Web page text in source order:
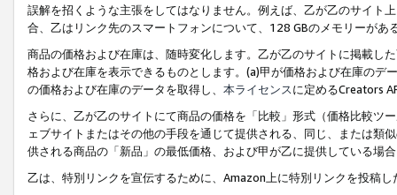
誤解を招くような主張をしてはなりません。例えば、乙が乙のサイト
合、乙はリンク先のスマートフォンについて、128 GBのメモリーがあ
商品の価格および在庫は、随時変化します。乙が乙のサイトに掲載し
格および在庫を表示できるものとします。(a)甲が価格および在庫の
の価格および在庫のデータを取得し、 本ライセンスに定めるCreators
さらに、乙が乙のサイトにて商品の価格を「比較」形式（価格比較ツ
ェブサイトまたはその他の手段を通じて提供される、同じ、または類
供される商品の「新品」の最低価格、および甲が乙に提供している場
乙は、特別リンクを宣伝するために、Amazon上に特別リンクを投稿